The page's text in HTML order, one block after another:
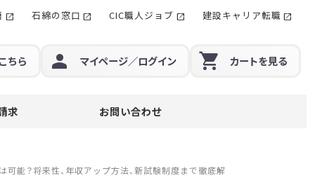
ちら マイページ／ログイン カートを見る
求 お問い合わせ
石綿の窓口 CIC職人ジョブ 建設キャリア転職
能？将来性、年収アップ方法、新試験制度まで徹底解